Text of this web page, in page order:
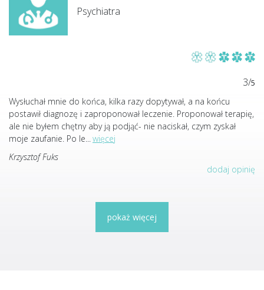
Psychiatra
3/5
Wysłuchał mnie do końca, kilka razy dopytywał, a na końcu
postawił diagnozę i zaproponował leczenie. Proponował terapię,
ale nie byłem chętny aby ją podjąć- nie naciskał, czym zyskał
moje zaufanie. Po le...więcej
Krzysztof Fuks
dodaj opinię
pokaż więcej